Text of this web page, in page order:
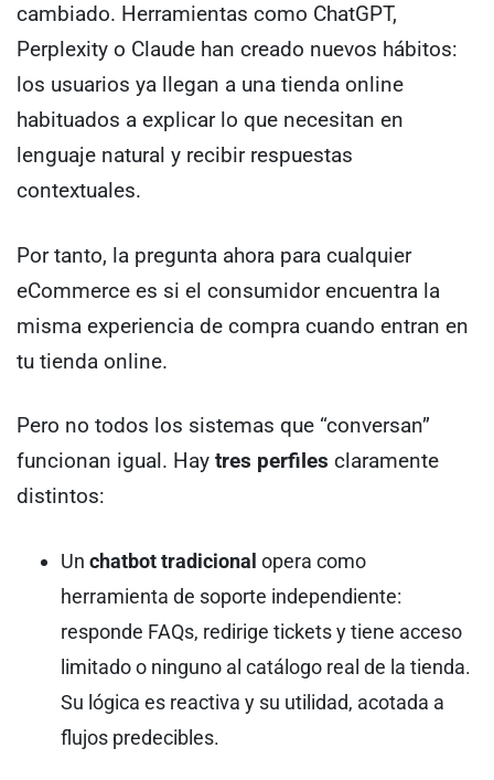
cambiado. Herramientas como ChatGPT,
Perplexity o Claude han creado nuevos hábitos:
los usuarios ya llegan a una tienda online
habituados a explicar lo que necesitan en
lenguaje natural y recibir respuestas
contextuales.
Por tanto, la pregunta ahora para cualquier
eCommerce es si el consumidor encuentra la
misma experiencia de compra cuando entran en
tu tienda online.
Pero no todos los sistemas que “conversan”
funcionan igual. Hay tres perfiles claramente
distintos:
Un chatbot tradicional opera como
herramienta de soporte independiente:
responde FAQs, redirige tickets y tiene acceso
limitado o ninguno al catálogo real de la tienda.
Su lógica es reactiva y su utilidad, acotada a
flujos predecibles.